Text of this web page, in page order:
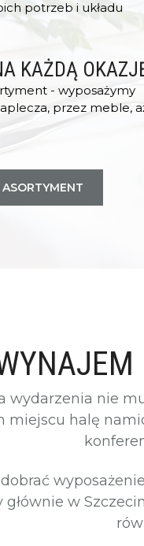
potrzeb i układu
KAŻDĄ
- wyposażymy
przez meble,
wydarzenia nie
miejscu halę
głównie w